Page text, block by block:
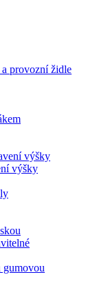
provozní židle
výšky
výšky
gumovou